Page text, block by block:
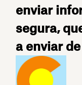
enviar
segura,
a enviar